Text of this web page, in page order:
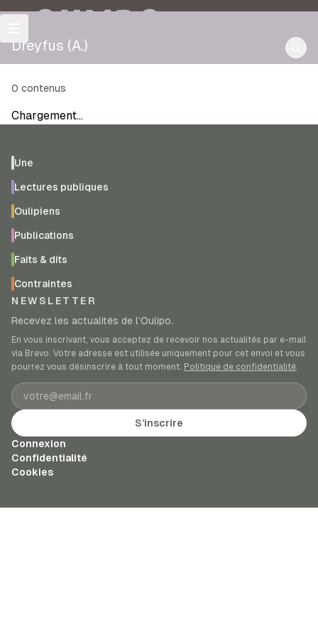
OULIPO
Dreyfus (A.)
0 contenus
Chargement…
Une
Lectures publiques
Oulipiens
Publications
Faits & dits
Contraintes
NEWSLETTER
Recevez les actualités de l’Oulipo.
En vous inscrivant, vous acceptez de recevoir nos actualités par e-mail
via Brevo. Votre adresse est utilisée uniquement pour cet envoi et vous
pourrez vous désinscrire à tout moment. Politique de confidentialité.
Adresse e-mail
S’inscrire
Connexion
Confidentialité
Cookies